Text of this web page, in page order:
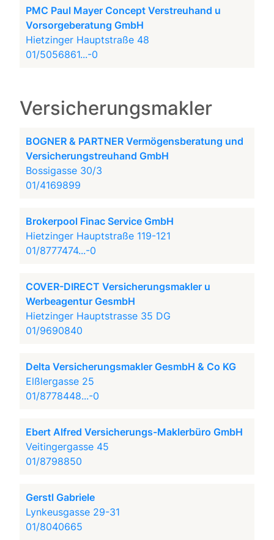
PMC Paul Mayer Concept Verstreuhand u
Vorsorgeberatung GmbH
Hietzinger Hauptstraße 48
01/5056861...-0
Versicherungsmakler
BOGNER & PARTNER Vermögensberatung und
Versicherungstreuhand GmbH
Bossigasse 30/3
01/4169899
Brokerpool Finac Service GmbH
Hietzinger Hauptstraße 119-121
01/8777474...-0
COVER-DIRECT Versicherungsmakler u
Werbeagentur GesmbH
Hietzinger Hauptstrasse 35 DG
01/9690840
Delta Versicherungsmakler GesmbH & Co KG
Elßlergasse 25
01/8778448...-0
Ebert Alfred Versicherungs-Maklerbüro GmbH
Veitingergasse 45
01/8798850
Gerstl Gabriele
Lynkeusgasse 29-31
01/8040665